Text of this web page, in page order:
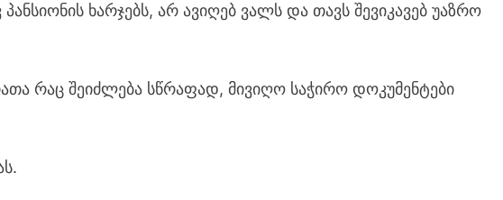
ხარჯებს, არ ავიღებ ვალს და თავს შევიკავებ უაზრო
რაც შეიძლება სწრაფად, მივიღო საჭირო დოკუმენტები